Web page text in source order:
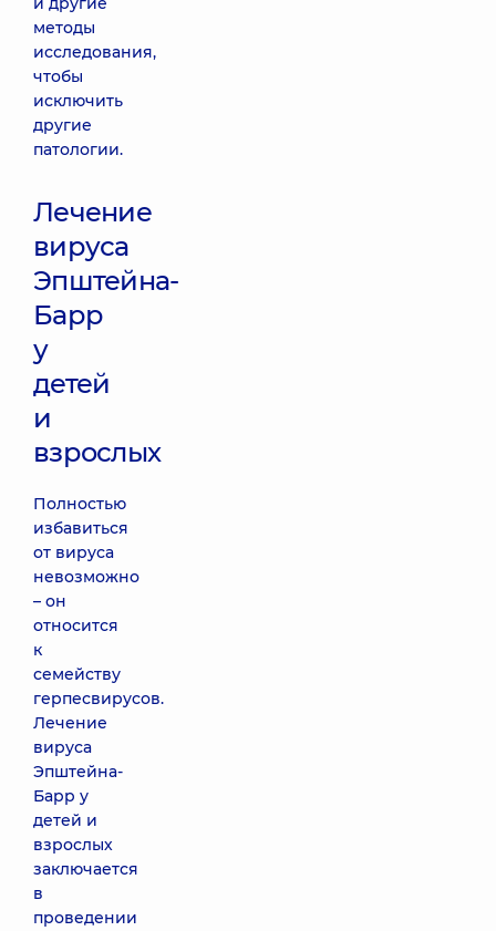
методы
исследования,
чтобы
исключить
другие
патологии.
Лечение
вируса
Эпштейна-
Барр
у
детей
и
взрослых
Полностью
избавиться
от вируса
невозможно
– он
относится
к
семейству
герпесвирусов.
Лечение
вируса
Эпштейна-
Барр у
детей и
взрослых
заключается
в
проведении